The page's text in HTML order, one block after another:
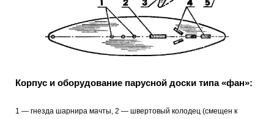
Корпус и оборудование парусной доски типа «фан»:
1 — гнезда шарнира мачты, 2 — швертовый колодец (смещен к